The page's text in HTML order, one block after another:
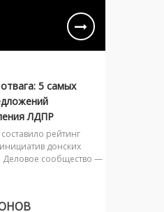
5 самых
ЛДПР
рейтинг
донских
Деловое сообщество —